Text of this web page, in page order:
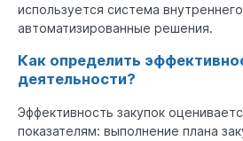
используется система
автоматизированные решения.
Как определить
деятельности?
Эффективность закупок
показателям: выполнение плана